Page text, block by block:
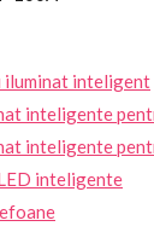
iluminat inteligent
inteligente
inteligente
inteligente